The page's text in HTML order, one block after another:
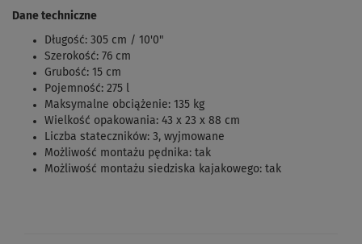
Dane techniczne
Długość: 305 cm / 10'0"
Szerokość: 76 cm
Grubość: 15 cm
Pojemność: 275 l
Maksymalne obciążenie: 135 kg
Wielkość opakowania: 43 x 23 x 88 cm
Liczba stateczników: 3, wyjmowane
Możliwość montażu pędnika: tak
Możliwość montażu siedziska kajakowego: tak